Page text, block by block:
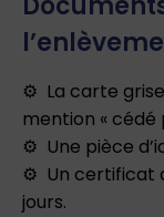
La carte
mention «
Une pièce
Un certificat
jours.